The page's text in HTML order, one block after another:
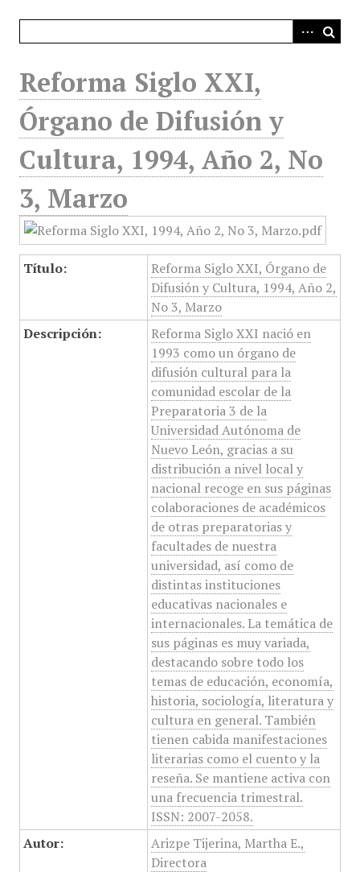
Reforma Siglo XXI,
Órgano de Difusión y
Cultura, 1994, Año 2, No
3, Marzo
Título:
Reforma Siglo XXI, Órgano de
Difusión y Cultura, 1994, Año 2,
No 3, Marzo
Descripción:
Reforma Siglo XXI nació en
1993 como un órgano de
difusión cultural para la
comunidad escolar de la
Preparatoria 3 de la
Universidad Autónoma de
Nuevo León, gracias a su
distribución a nivel local y
nacional recoge en sus páginas
colaboraciones de académicos
de otras preparatorias y
facultades de nuestra
universidad, así como de
distintas instituciones
educativas nacionales e
internacionales. La temática de
sus páginas es muy variada,
destacando sobre todo los
temas de educación, economía,
historia, sociología, literatura y
cultura en general. También
tienen cabida manifestaciones
literarias como el cuento y la
reseña. Se mantiene activa con
una frecuencia trimestral.
ISSN: 2007-2058.
Autor:
Arizpe Tijerina, Martha E.,
Directora